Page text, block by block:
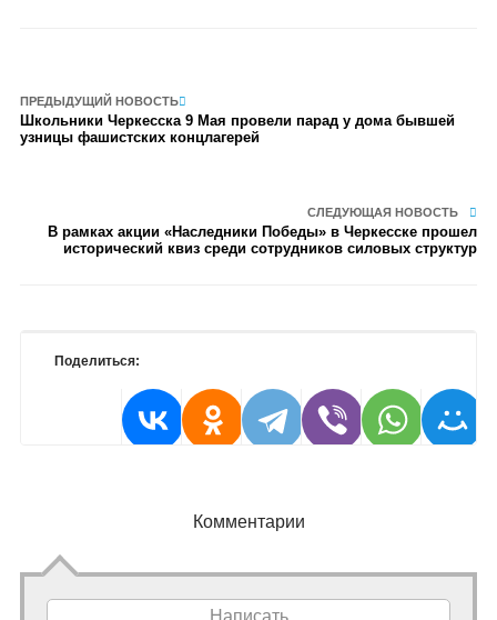
ПРЕДЫДУЩИЙ НОВОСТЬ
Школьники Черкесска 9 Мая провели парад у дома бывшей
узницы фашистских концлагерей
СЛЕДУЮЩАЯ НОВОСТЬ
В рамках акции «Наследники Победы» в Черкесске прошел
исторический квиз среди сотрудников силовых структур
Поделиться:
Комментарии
Написать